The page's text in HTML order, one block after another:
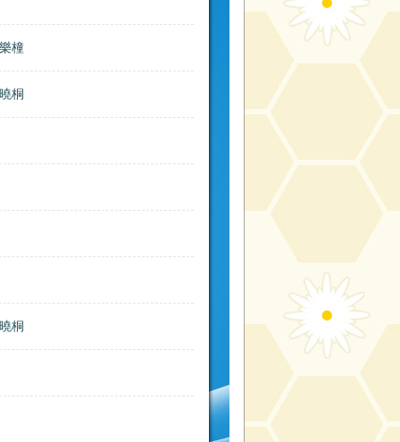
橦
桐
桐